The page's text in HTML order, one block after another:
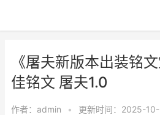
《屠夫新版本出装铭
佳铭文 屠夫1.0
作者： admin • 更新时间：2025-